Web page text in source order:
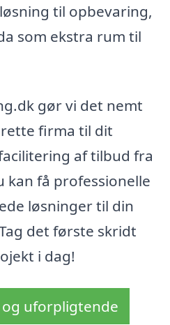
til opbevaring,
som ekstra rum til
gør vi det nemt
firma til dit
af tilbud fra
kan få professionelle
løsninger til din
det første skridt
i dag!
uforpligtende